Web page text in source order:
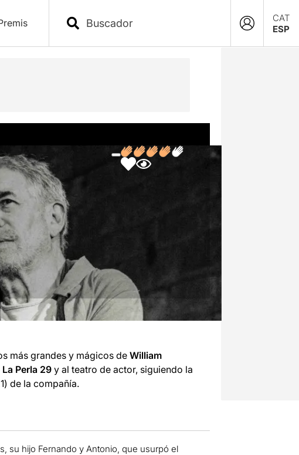
CAT
ESP
más grandes y mágicos de William
La Perla 29y al teatro de actor, siguiendo la
de la compañía.
su hijo Fernando y Antonio, que usurpó el